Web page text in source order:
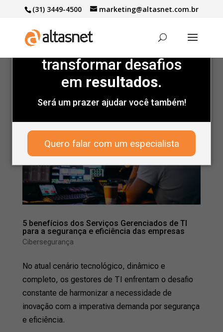
Marcas de peso
confiam
transformar desafios
em resultados.
Será um prazer ajudar você também!
Quero falar com um especialista
(31) 3449-4500 marketing@altasnet.com.br
5 benefícios dos Serviços Gerenciados de TI
para a segurança e eficiência das empresas
Cibersegurança
No atual cenário tecnológico, dinâmico e
completo, os gestores de TI enfrentam o desafio
constante de harmonizar a necessidade de
inovação com a imperativa demanda por segurança
e eficiência.